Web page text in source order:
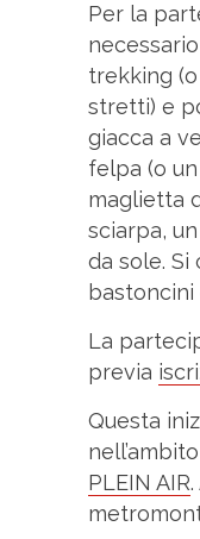
Per la
trekking
stretti) e
giacca a
felpa (o
maglietta
sciarpa,
da sole. Si
La
previa
Questa
PLEIN AIR